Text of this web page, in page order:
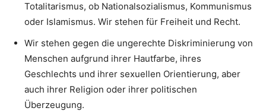
Totalitarismus, ob Nationalsozialismus, Kommunismus
oder Islamismus. Wir stehen für Freiheit und Recht.
Wir stehen gegen die ungerechte Diskriminierung von
Menschen aufgrund ihrer Hautfarbe, ihres
Geschlechts und ihrer sexuellen Orientierung, aber
auch ihrer Religion oder ihrer politischen
Überzeugung.